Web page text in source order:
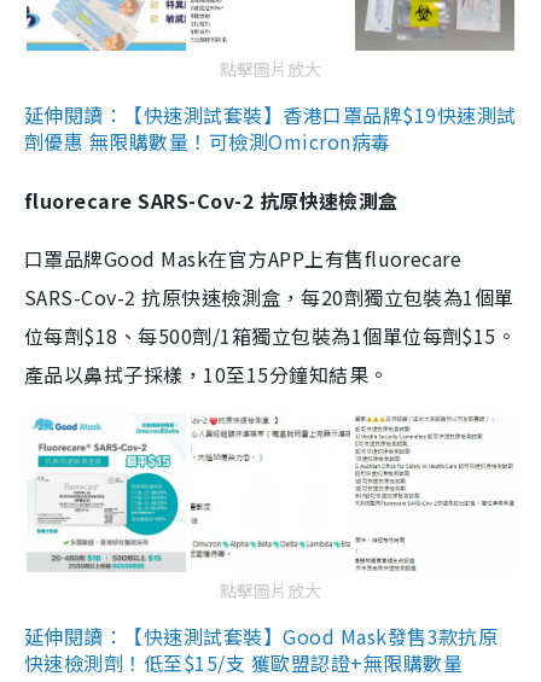
點擊圖片放大
延伸閱讀：【快速測試套裝】香港口罩品牌$19快速測試
劑優惠 無限購數量！可檢測Omicron病毒
fluorecare SARS-Cov-2 抗原快速檢測盒
口罩品牌Good Mask在官方APP上有售fluorecare
SARS-Cov-2 抗原快速檢測盒，每20劑獨立包裝為1個單
位每劑$18、每500劑/1箱獨立包裝為1個單位每劑$15。
產品以鼻拭子採樣，10至15分鐘知結果。
點擊圖片放大
延伸閱讀：【快速測試套裝】Good Mask發售3款抗原
快速檢測劑！低至$15/支 獲歐盟認證+無限購數量